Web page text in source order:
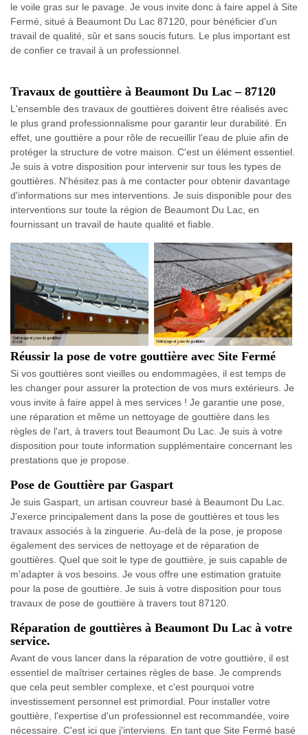
le voile gras sur le pavage. Je vous invite donc à faire appel à Site
Fermé, situé à Beaumont Du Lac 87120, pour bénéficier d'un
travail de qualité, sûr et sans soucis futurs. Le plus important est
de confier ce travail à un professionnel.
Travaux de gouttière à Beaumont Du Lac – 87120
L'ensemble des travaux de gouttières doivent être réalisés avec
le plus grand professionnalisme pour garantir leur durabilité. En
effet, une gouttière a pour rôle de recueillir l'eau de pluie afin de
protéger la structure de votre maison. C'est un élément essentiel.
Je suis à votre disposition pour intervenir sur tous les types de
gouttières. N'hésitez pas à me contacter pour obtenir davantage
d'informations sur mes interventions. Je suis disponible pour des
interventions sur toute la région de Beaumont Du Lac, en
fournissant un travail de haute qualité et fiable.
Réussir la pose de votre gouttière avec Site Fermé
Si vos gouttières sont vieilles ou endommagées, il est temps de
les changer pour assurer la protection de vos murs extérieurs. Je
vous invite à faire appel à mes services ! Je garantie une pose,
une réparation et même un nettoyage de gouttière dans les
règles de l'art, à travers tout Beaumont Du Lac. Je suis à votre
disposition pour toute information supplémentaire concernant les
prestations que je propose.
Pose de Gouttière par Gaspart
Je suis Gaspart, un artisan couvreur basé à Beaumont Du Lac.
J'exerce principalement dans la pose de gouttières et tous les
travaux associés à la zinguerie. Au-delà de la pose, je propose
également des services de nettoyage et de réparation de
gouttières. Quel que soit le type de gouttière, je suis capable de
m'adapter à vos besoins. Je vous offre une estimation gratuite
pour la pose de gouttière. Je suis à votre disposition pour tous
travaux de pose de gouttière à travers tout 87120.
Réparation de gouttières à Beaumont Du Lac à votre
service.
Avant de vous lancer dans la réparation de votre gouttière, il est
essentiel de maîtriser certaines règles de base. Je comprends
que cela peut sembler complexe, et c'est pourquoi votre
investissement personnel est primordial. Pour installer votre
gouttière, l'expertise d'un professionnel est recommandée, voire
nécessaire. C'est ici que j'interviens. En tant que Site Fermé basé